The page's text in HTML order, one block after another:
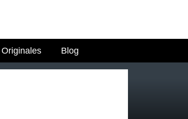
Originales Blog